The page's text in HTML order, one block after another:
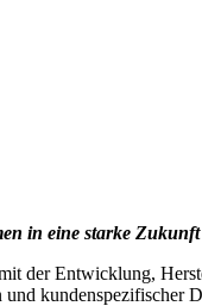
in eine starke Zukunft
der Entwicklung,
kundenspezifischer